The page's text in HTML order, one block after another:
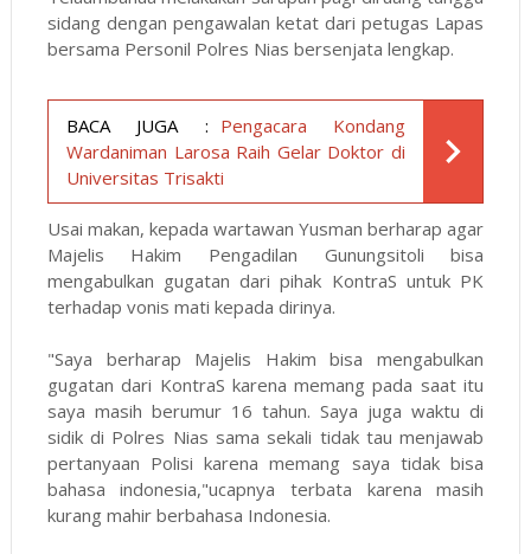
sidang dengan pengawalan ketat dari petugas Lapas
bersama Personil Polres Nias bersenjata lengkap.
BACA JUGA : Pengacara Kondang
Wardaniman Larosa Raih Gelar Doktor di
Universitas Trisakti
Usai makan, kepada wartawan Yusman berharap agar
Majelis Hakim Pengadilan Gunungsitoli bisa
mengabulkan gugatan dari pihak KontraS untuk PK
terhadap vonis mati kepada dirinya.
"Saya berharap Majelis Hakim bisa mengabulkan
gugatan dari KontraS karena memang pada saat itu
saya masih berumur 16 tahun. Saya juga waktu di
sidik di Polres Nias sama sekali tidak tau menjawab
pertanyaan Polisi karena memang saya tidak bisa
bahasa indonesia,"ucapnya terbata karena masih
kurang mahir berbahasa Indonesia.